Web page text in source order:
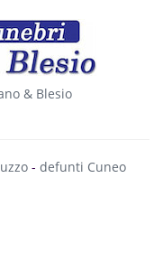
& Blesio
- defunti Cuneo